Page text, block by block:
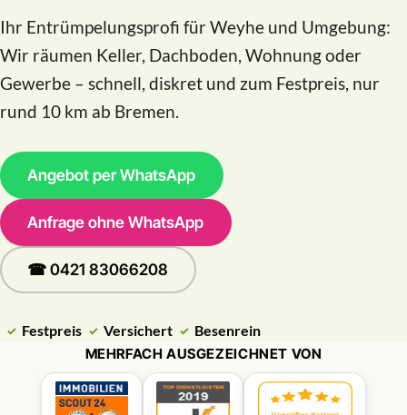
Ihr Entrümpelungsprofi für Weyhe und Umgebung:
Wir räumen Keller, Dachboden, Wohnung oder
Gewerbe – schnell, diskret und zum Festpreis, nur
rund 10 km ab Bremen.
Angebot per WhatsApp
Anfrage ohne WhatsApp
☎ 0421 83066208
Festpreis Versichert Besenrein
MEHRFACH AUSGEZEICHNET VON